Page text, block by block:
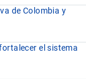
de Colombia y
el sistema